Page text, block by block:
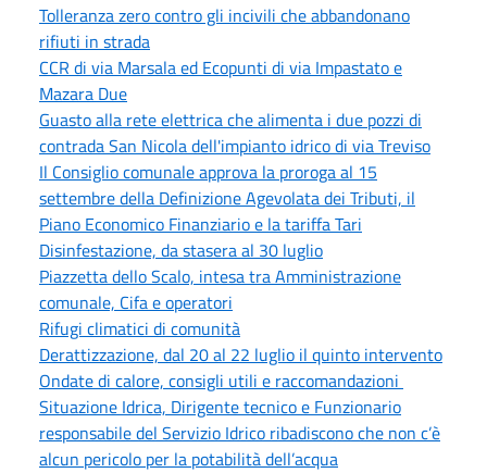
Tolleranza zero contro gli incivili che abbandonano
rifiuti in strada
CCR di via Marsala ed Ecopunti di via Impastato e
Mazara Due
Guasto alla rete elettrica che alimenta i due pozzi di
contrada San Nicola dell'impianto idrico di via Treviso
Il Consiglio comunale approva la proroga al 15
settembre della Definizione Agevolata dei Tributi, il
Piano Economico Finanziario e la tariffa Tari
Disinfestazione, da stasera al 30 luglio
Piazzetta dello Scalo, intesa tra Amministrazione
comunale, Cifa e operatori
Rifugi climatici di comunità
Derattizzazione, dal 20 al 22 luglio il quinto intervento
Ondate di calore, consigli utili e raccomandazioni
Situazione Idrica, Dirigente tecnico e Funzionario
responsabile del Servizio Idrico ribadiscono che non c’è
alcun pericolo per la potabilità dell’acqua